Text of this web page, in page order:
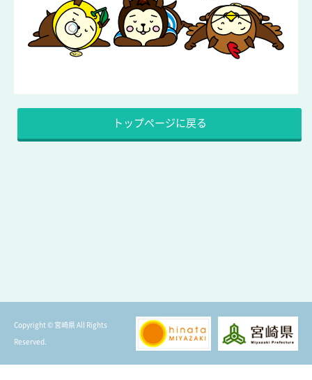
トップページに戻る
Copyright © 宮崎県 All Rights
Reserved.